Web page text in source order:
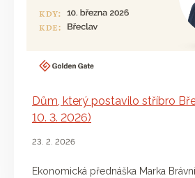
Dům, který postavilo stříbro
10. 3. 2026)
23. 2. 2026
Ekonomická přednáška Marka